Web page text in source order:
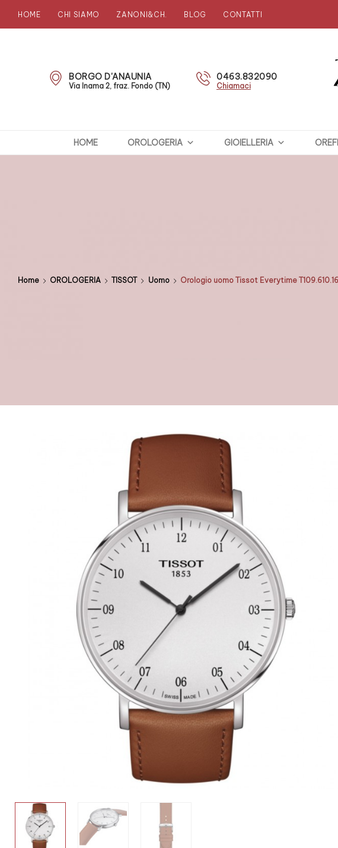
HOME CHI SIAMO ZANONI&CH. BLOG CONTATTI
BORGO D'ANAUNIA
Via Inama 2, fraz. Fondo (TN)
0463.832090
Chiamaci
HOME OROLOGERIA GIOIELLERIA
Home OROLOGERIA TISSOT Uomo Orologio uomo Tissot Everytime